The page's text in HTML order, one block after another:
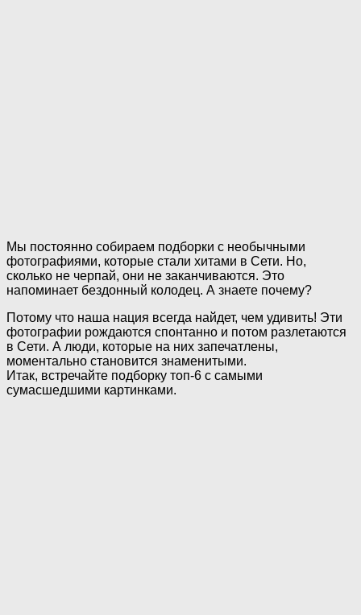
Мы постоянно собираем подборки с необычными
фотографиями, которые стали хитами в Сети. Но,
сколько не черпай, они не заканчиваются. Это
напоминает бездонный колодец. А знаете почему?
Потому что наша нация всегда найдет, чем удивить! Эти
фотографии рождаются спонтанно и потом разлетаются
в Сети. А люди, которые на них запечатлены,
моментально становится знаменитыми.
Итак, встречайте подборку топ-6 с самыми
сумасшедшими картинками.